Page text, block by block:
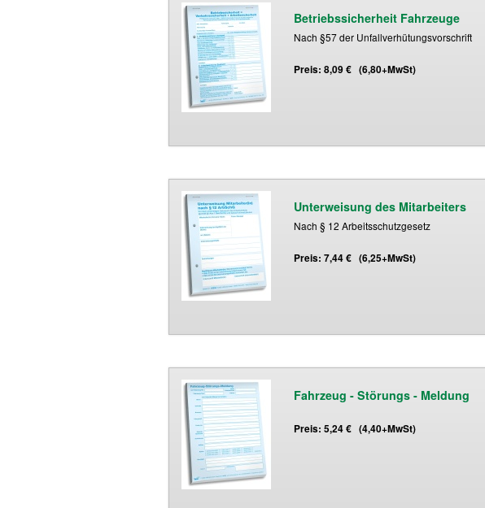
Betriebssicherheit Fahrzeuge
Nach §57 der Unfallverhütungsvorschrift
Preis: 8,09 € (6,80+MwSt)
Unterweisung des Mitarbeiters
Nach § 12 Arbeitsschutzgesetz
Preis: 7,44 € (6,25+MwSt)
Fahrzeug - Störungs - Meldung
Preis: 5,24 € (4,40+MwSt)